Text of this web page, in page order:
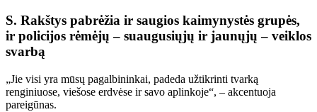
S. Rakštys pabrėžia ir saugios kaimynystės grupės,
ir policijos rėmėjų – suaugusiųjų ir jaunųjų – veiklos
svarbą
„Jie visi yra mūsų pagalbininkai, padeda užtikrinti tvarką
renginiuose, viešose erdvėse ir savo aplinkoje“, – akcentuoja
pareigūnas.